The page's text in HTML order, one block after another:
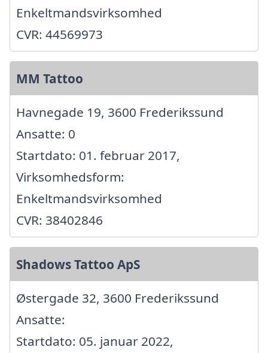
Enkeltmandsvirksomhed
CVR: 44569973
MM Tattoo
Havnegade 19, 3600 Frederikssund
Ansatte: 0
Startdato: 01. februar 2017,
Virksomhedsform:
Enkeltmandsvirksomhed
CVR: 38402846
Shadows Tattoo ApS
Østergade 32, 3600 Frederikssund
Ansatte:
Startdato: 05. januar 2022,